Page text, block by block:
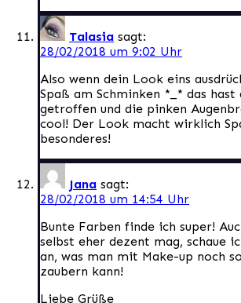
Talasia sagt:
28/02/2018 um 9:02 Uhr
Also wenn dein Look eins
Spaß am Schminken *_* das hast
getroffen und die pinken
cool! Der Look macht wirklich
besonderes!
Jana sagt:
28/02/2018 um 14:54 Uhr
Bunte Farben finde ich super!
selbst eher dezent mag, schaue
an, was man mit Make-up noch
zaubern kann!
Liebe Grüße